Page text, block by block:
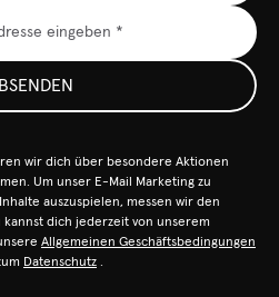
wir dich über besondere Aktionen
Um unser E-Mail Marketing zu
auszuspielen, messen wir den
kannst dich jederzeit von unserem
Allgemeinen Geschäftsbedingungen
Datenschutz .